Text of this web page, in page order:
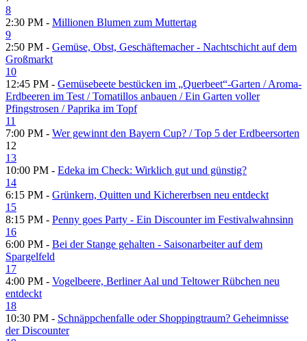
8
2:30 PM - Millionen Blumen zum Muttertag
9
2:50 PM - Gemüse, Obst, Geschäftemacher - Nachtschicht auf dem
Großmarkt
10
12:45 PM - Gemüsebeete bestücken im „Querbeet“-Garten /​ Aroma-
Erdbeeren im Test /​ Tomatillos anbauen /​ Ein Garten voller
Pfingstrosen /​ Paprika im Topf
11
7:00 PM - Wer gewinnt den Bayern Cup? /​ Top 5 der Erdbeersorten
12
13
10:00 PM - Edeka im Check: Wirklich gut und günstig?
14
6:15 PM - Grünkern, Quitten und Kichererbsen neu entdeckt
15
8:15 PM - Penny goes Party - Ein Discounter im Festivalwahnsinn
16
6:00 PM - Bei der Stange gehalten - Saisonarbeiter auf dem
Spargelfeld
17
4:00 PM - Vogelbeere, Berliner Aal und Teltower Rübchen neu
entdeckt
18
10:30 PM - Schnäppchenfalle oder Shoppingtraum? Geheimnisse
der Discounter